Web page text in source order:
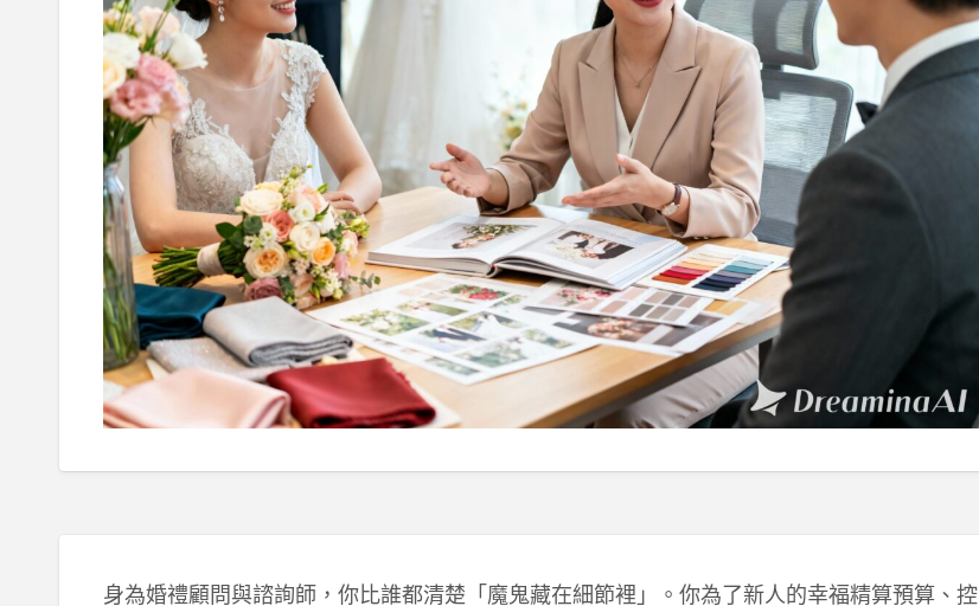
身為婚禮顧問與諮詢師，你比誰都清楚「魔鬼藏在細節裡」。你為了新人的幸福精算預算、控